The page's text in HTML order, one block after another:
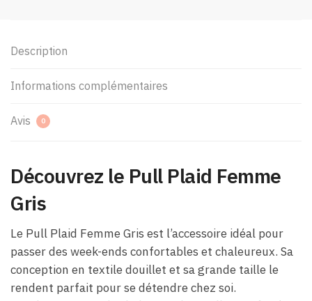
Description
Informations complémentaires
Avis 0
Découvrez le Pull Plaid Femme
Gris
Le Pull Plaid Femme Gris est l’accessoire idéal pour
passer des week-ends confortables et chaleureux. Sa
conception en textile douillet et sa grande taille le
rendent parfait pour se détendre chez soi.